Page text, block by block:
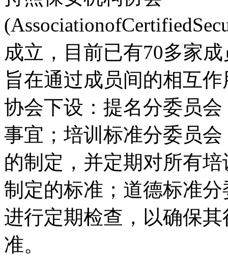
成立，目前已有70多家
旨在通过成员间的相互
协会下设：提名分委员
事宜；培训标准分委员
的制定，并定期对所有
制定的标准；道德标准
进行定期检查，以确保
准。